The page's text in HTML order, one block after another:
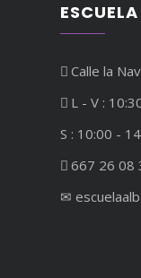
Calle la
L - V :
S : 10:00 -
667 26 08
✉︎